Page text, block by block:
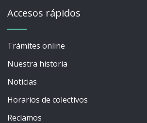
Accesos rápidos
Trámites online
Nuestra historia
Noticias
Horarios de colectivos
Reclamos